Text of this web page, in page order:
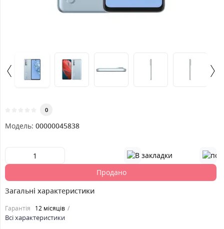
0
Модель: 00000045838
Продано
Загальні характеристики
Гарантія 12 місяців
Всі характеристики